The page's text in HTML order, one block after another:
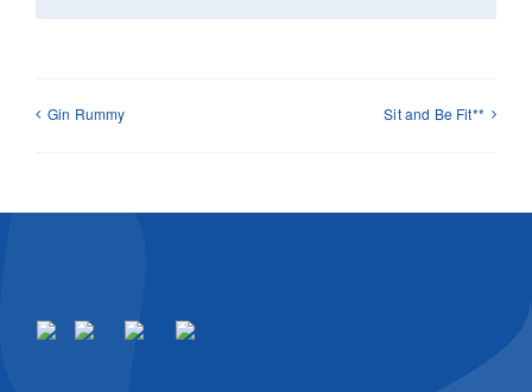
Gin Rummy Sit and Be Fit**